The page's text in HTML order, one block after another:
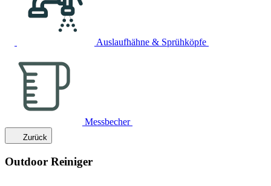
Auslaufhähne & Sprühköpfe
Messbecher
Zurück
Outdoor Reiniger